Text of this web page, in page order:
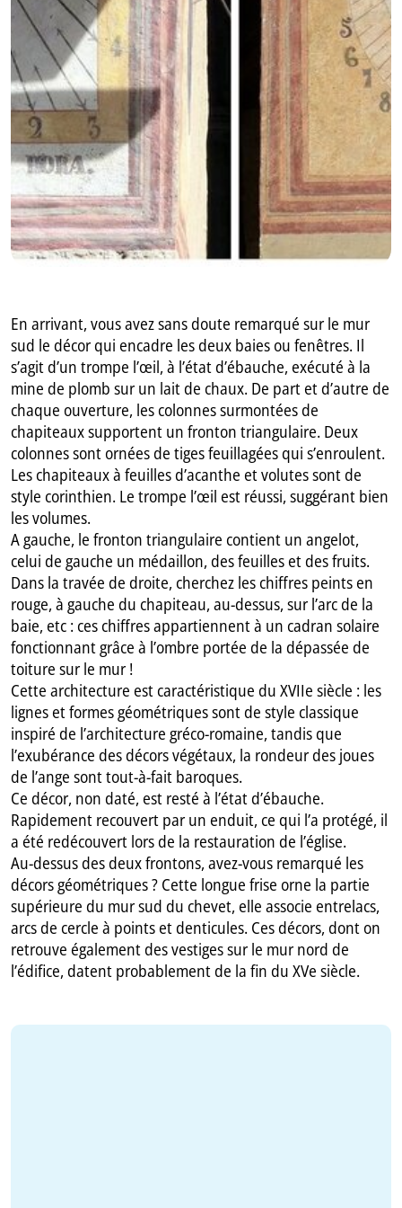
En arrivant, vous avez sans doute remarqué sur le mur
sud le décor qui encadre les deux baies ou fenêtres. Il
s’agit d’un trompe l’œil, à l’état d’ébauche, exécuté à la
mine de plomb sur un lait de chaux. De part et d’autre de
chaque ouverture, les colonnes surmontées de
chapiteaux supportent un fronton triangulaire. Deux
colonnes sont ornées de tiges feuillagées qui s’enroulent.
Les chapiteaux à feuilles d’acanthe et volutes sont de
style corinthien. Le trompe l’œil est réussi, suggérant bien
les volumes.
A gauche, le fronton triangulaire contient un angelot,
celui de gauche un médaillon, des feuilles et des fruits.
Dans la travée de droite, cherchez les chiffres peints en
rouge, à gauche du chapiteau, au-dessus, sur l’arc de la
baie, etc : ces chiffres appartiennent à un cadran solaire
fonctionnant grâce à l’ombre portée de la dépassée de
toiture sur le mur !
Cette architecture est caractéristique du XVIIe siècle : les
lignes et formes géométriques sont de style classique
inspiré de l’architecture gréco-romaine, tandis que
l’exubérance des décors végétaux, la rondeur des joues
de l’ange sont tout-à-fait baroques.
Ce décor, non daté, est resté à l’état d’ébauche.
Rapidement recouvert par un enduit, ce qui l’a protégé, il
a été redécouvert lors de la restauration de l’église.
Au-dessus des deux frontons, avez-vous remarqué les
décors géométriques ? Cette longue frise orne la partie
supérieure du mur sud du chevet, elle associe entrelacs,
arcs de cercle à points et denticules. Ces décors, dont on
retrouve également des vestiges sur le mur nord de
l’édifice, datent probablement de la fin du XVe siècle.